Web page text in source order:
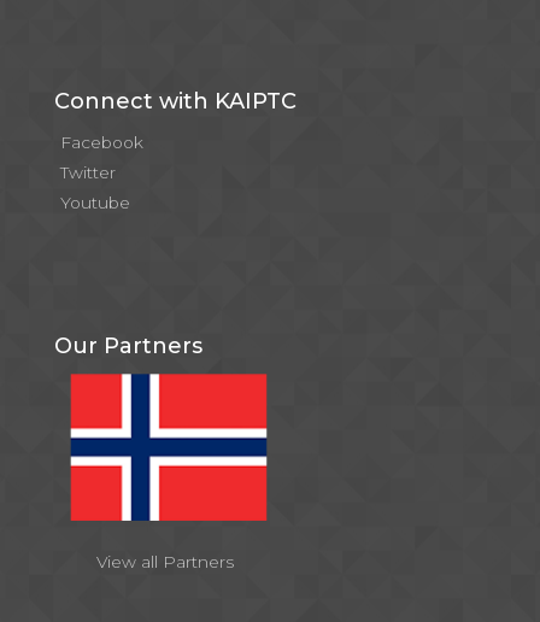
Connect with KAIPTC
Facebook
Twitter
Youtube
Our Partners
View all Partners